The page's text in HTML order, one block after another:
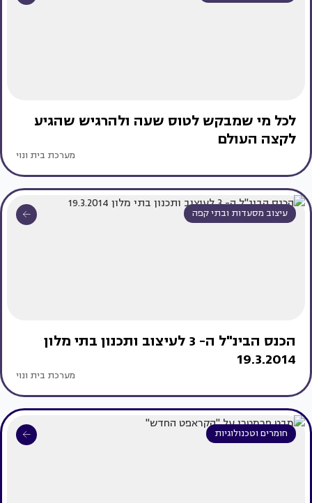
לכל מי שמבקש לטוס שעה ולהרגיש שהגיע
לקצה העולם
מערכת בית ונוי
עיצוב מסעדות ובתי קפה
הכנס הבינ"ל ה- 3 לעיצוב ותכנון בתי מלון
19.3.2014
מערכת בית ונוי
חומרים וטכנולוגיות